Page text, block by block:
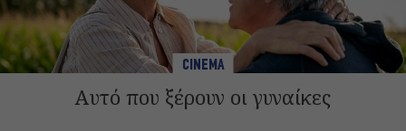
CINEMA
Αυτό που ξέρουν οι γυναίκες